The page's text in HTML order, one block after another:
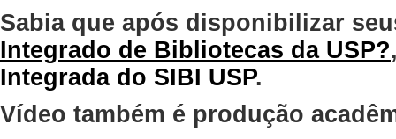
Sabia que após disponibilizar
Integrado de Bibliotecas da USP?
Integrada do SIBI USP.
Vídeo também é produção